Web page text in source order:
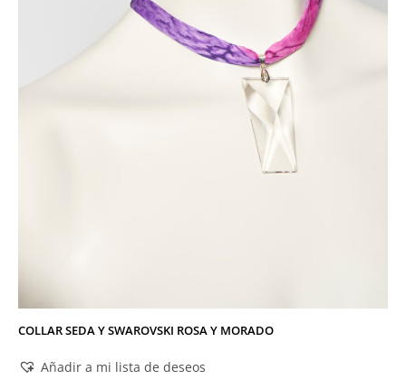
COLLAR SEDA Y SWAROVSKI ROSA Y MORADO
Añadir a mi lista de deseos